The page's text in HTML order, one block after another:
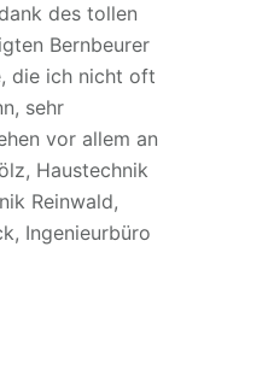
des tollen
Bernbeurer
die ich nicht oft
sehr
vor allem an
Haustechnik
Reinwald,
Ingenieurbüro